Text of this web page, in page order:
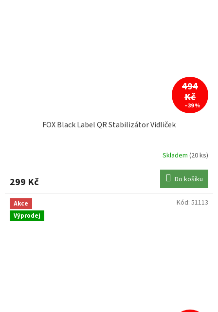
494
Kč
–39 %
FOX Black Label QR Stabilizátor Vidliček
Skladem (20 ks)
299 Kč Do košíku
Akce
Výprodej
Kód: 51113